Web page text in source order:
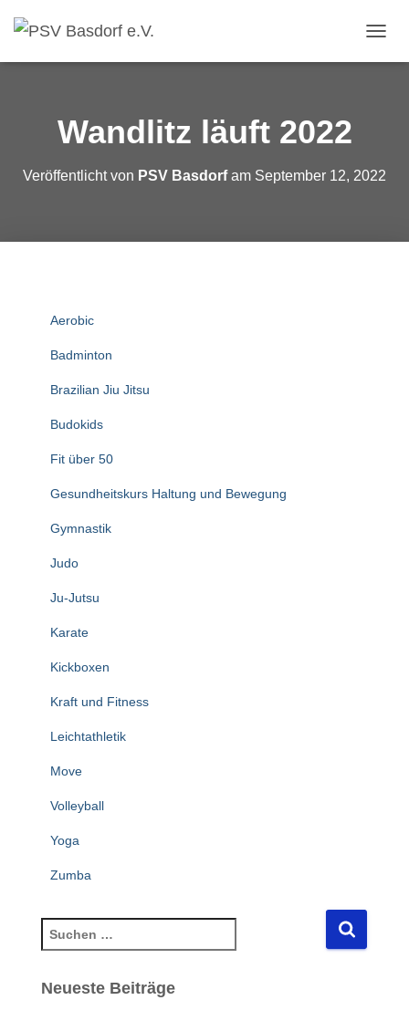
A
O
Wandlitz läuft 2022
Veröffentlicht von PSV Basdorfam September 12, 2022
Aerobic
Badminton
Brazilian Jiu Jitsu
Budokids
Fit über 50
Gesundheitskurs Haltung und Bewegung
Gymnastik
Judo
Ju-Jutsu
Karate
Kickboxen
Kraft und Fitness
Leichtathletik
Move
Volleyball
Yoga
Zumba
u
h
Neueste Beiträge